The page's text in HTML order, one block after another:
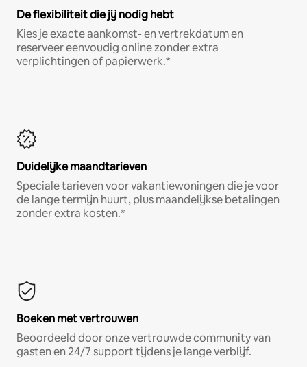
De flexibiliteit die jij nodig hebt
Kies je exacte aankomst- en vertrekdatum en
reserveer eenvoudig online zonder extra
verplichtingen of papierwerk.*
Duidelijke maandtarieven
Speciale tarieven voor vakantiewoningen die je voor
de lange termijn huurt, plus maandelijkse betalingen
zonder extra kosten.*
Boeken met vertrouwen
Beoordeeld door onze vertrouwde community van
gasten en 24/7 support tijdens je lange verblijf.